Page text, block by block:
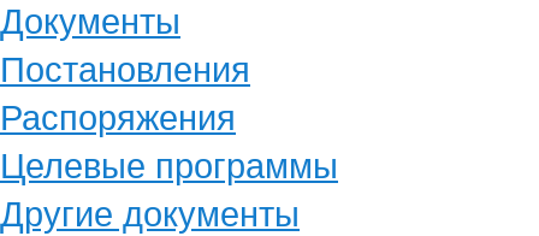
Документы
Постановления
Распоряжения
Целевые программы
Другие документы